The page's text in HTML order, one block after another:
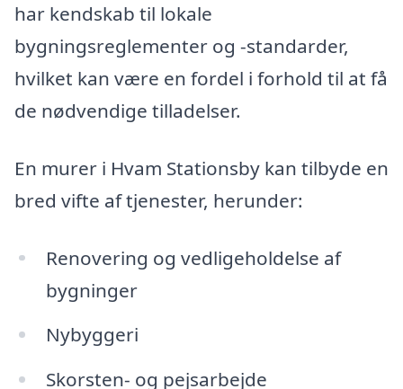
har kendskab til lokale
bygningsreglementer og -standarder,
hvilket kan være en fordel i forhold til at få
de nødvendige tilladelser.
En murer i Hvam Stationsby kan tilbyde en
bred vifte af tjenester, herunder:
Renovering og vedligeholdelse af
bygninger
Nybyggeri
Skorsten- og pejsarbejde